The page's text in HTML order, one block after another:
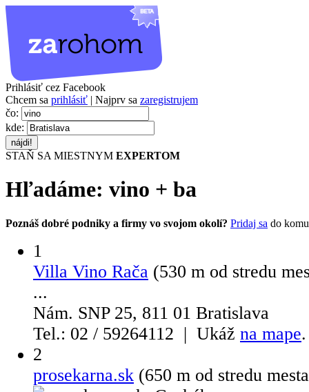
Prihlásiť cez Facebook
Chcem sa prihlásiť | Najprv sa zaregistrujem
čo:
kde:
STAŇ SA MIESTNYM EXPERTOM
Hľadáme: vino + ba
Poznáš dobré podniky a firmy vo svojom okolí? Pridaj sa do
1
Villa Vino Rača (530 m od stredu
...
Nám. SNP 25, 811 01 Bratislava
Tel.: 02 / 59264112 | Ukáž na mape.
2
prosekarna.sk (650 m od stredu